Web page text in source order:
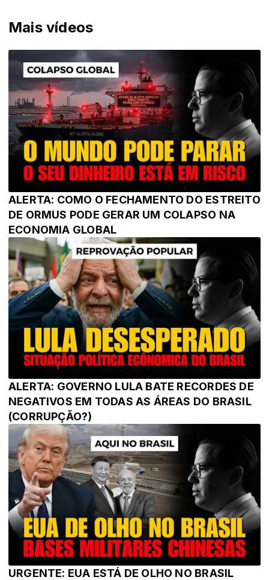
Mais vídeos
ALERTA: COMO O FECHAMENTO DO ESTREITO
DE ORMUS PODE GERAR UM COLAPSO NA
ECONOMIA GLOBAL
ALERTA: GOVERNO LULA BATE RECORDES DE
NEGATIVOS EM TODAS AS ÁREAS DO BRASIL
(CORRUPÇÃO?)
URGENTE: EUA ESTÁ DE OLHO NO BRASIL